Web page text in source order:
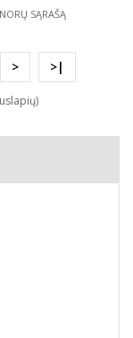
SĄRAŠĄ
> >|